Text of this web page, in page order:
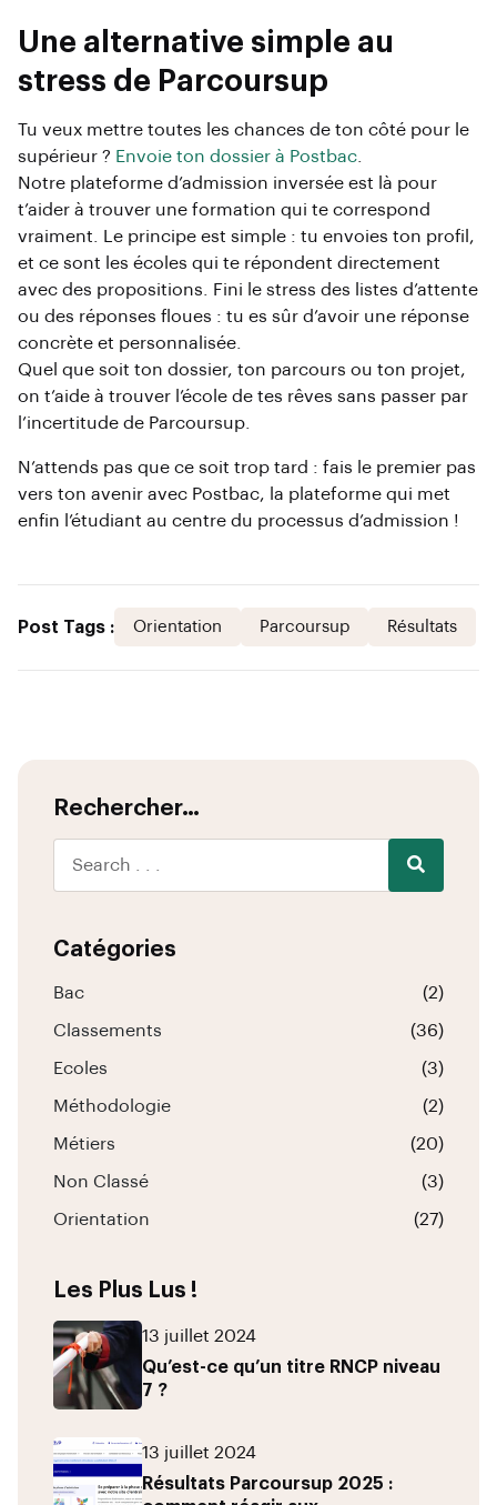
Une alternative simple au
stress de Parcoursup
Tu veux mettre toutes les chances de ton côté pour le
supérieur ? Envoie ton dossier à Postbac
Notre plateforme d’admission inversée est là pour
t’aider à trouver une formation qui te correspond
vraiment. Le principe est simple : tu envoies ton profil,
et ce sont les écoles qui te répondent directement
avec des propositions. Fini le stress des listes d’attente
ou des réponses floues : tu es sûr d’avoir une réponse
concrète et personnalisée.
Quel que soit ton dossier, ton parcours ou ton projet,
on t’aide à trouver l’école de tes rêves sans passer par
l’incertitude de Parcoursup.
N’attends pas que ce soit trop tard : fais le premier pas
vers ton avenir avec Postbac, la plateforme qui met
enfin l’étudiant au centre du processus d’admission !
Post Tags : Orientation Parcoursup Résultats
Rechercher…
Catégories
Bac (2)
Classements (36)
Ecoles (3)
Méthodologie (2)
Métiers (20)
Non Classé (3)
Orientation (27)
Les Plus Lus !
13 juillet 2024
Qu’est-ce qu’un titre RNCP niveau
7 ?
13 juillet 2024
Résultats Parcoursup 2025 :